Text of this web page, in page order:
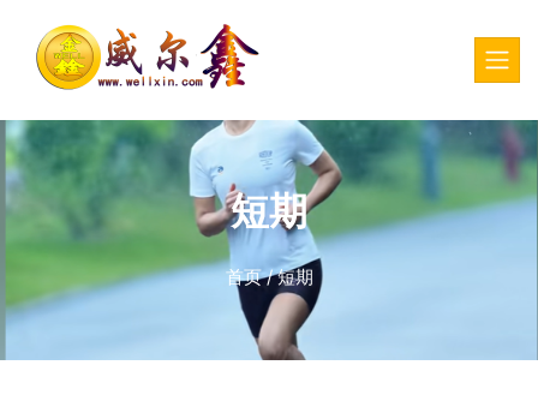
短期
首页/短期